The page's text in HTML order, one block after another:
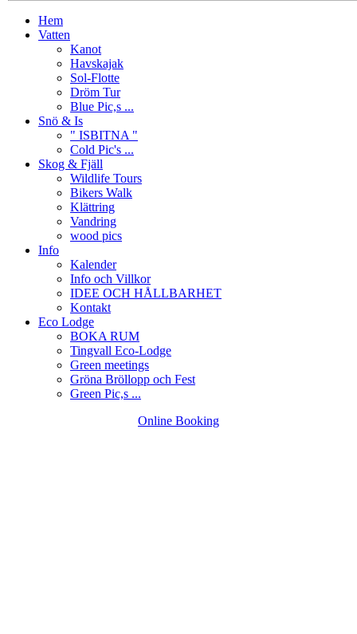
Hem
Vatten
Kanot
Havskajak
Sol-Flotte
Dröm Tur
Blue Pic,s ...
Snö & Is
" ISBITNA "
Cold Pic's ...
Skog & Fjäll
Wildlife Tours
Bikers Walk
Klättring
Vandring
wood pics
Info
Kalender
Info och Villkor
IDEE OCH HÅLLBARHET
Kontakt
Eco Lodge
BOKA RUM
Tingvall Eco-Lodge
Green meetings
Gröna Bröllopp och Fest
Green Pic,s ...
Online Booking